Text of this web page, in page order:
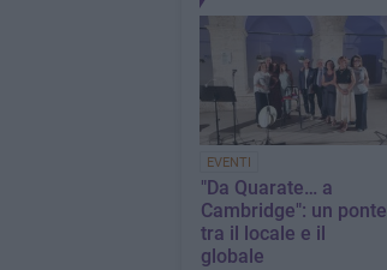
EVENTI
"Da Quarate… a
Cambridge": un ponte
tra il locale e il
globale